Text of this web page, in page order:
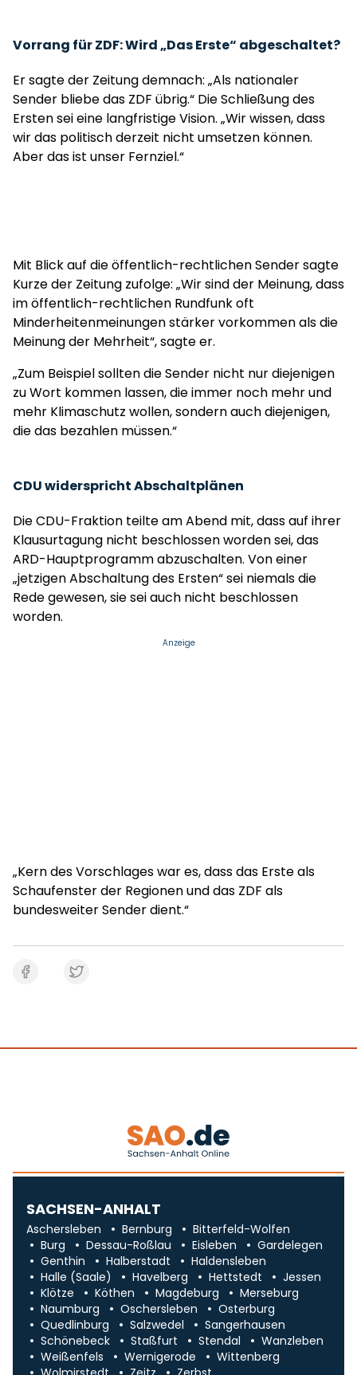
Vorrang für ZDF: Wird „Das Erste“ abgeschaltet?
Er sagte der Zeitung demnach: „Als nationaler
Sender bliebe das ZDF übrig.“ Die Schließung des
Ersten sei eine langfristige Vision. „Wir wissen, dass
wir das politisch derzeit nicht umsetzen können.
Aber das ist unser Fernziel.“
Mit Blick auf die öffentlich-rechtlichen Sender sagte
Kurze der Zeitung zufolge: „Wir sind der Meinung, dass
im öffentlich-rechtlichen Rundfunk oft
Minderheitenmeinungen stärker vorkommen als die
Meinung der Mehrheit“, sagte er.
„Zum Beispiel sollten die Sender nicht nur diejenigen
zu Wort kommen lassen, die immer noch mehr und
mehr Klimaschutz wollen, sondern auch diejenigen,
die das bezahlen müssen.“
CDU widerspricht Abschaltplänen
Die CDU-Fraktion teilte am Abend mit, dass auf ihrer
Klausurtagung nicht beschlossen worden sei, das
ARD-Hauptprogramm abzuschalten. Von einer
„jetzigen Abschaltung des Ersten“ sei niemals die
Rede gewesen, sie sei auch nicht beschlossen
worden.
Anzeige
„Kern des Vorschlages war es, dass das Erste als
Schaufenster der Regionen und das ZDF als
bundesweiter Sender dient.“
SACHSEN-ANHALT
Aschersleben Bernburg
Bitterfeld-Wolfen
Burg
Dessau-Roßlau Eisleben
Gardelegen
Genthin
Halberstadt
Haldensleben
Halle (Saale)
Havelberg Hettstedt
Jessen
Klötze
Köthen Magdeburg
Merseburg
Naumburg
Oschersleben
Osterburg
Quedlinburg
Salzwedel
Sangerhausen
Schönebeck
Staßfurt Stendal
Wanzleben
Weißenfels
Wernigerode
Wittenberg